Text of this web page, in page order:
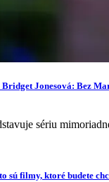
Jonesová: Bez
sériu
sú filmy, ktoré budete